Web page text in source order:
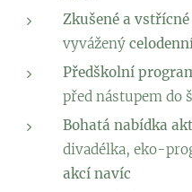
Zkušené a
vyvážený
Předškolní
před nástupem do
Bohatá nabídka
divadélka, eko-
akcí navíc